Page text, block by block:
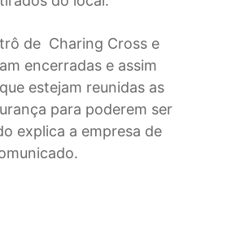
de Charing Cross e
encerradas e assim
estejam reunidas as
para poderem ser
explica a empresa de